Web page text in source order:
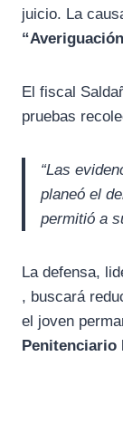
juicio. La
El fiscal
pruebas
“Las
planeó el
permitió a
La defensa,
, buscará
el joven
Penitenciario